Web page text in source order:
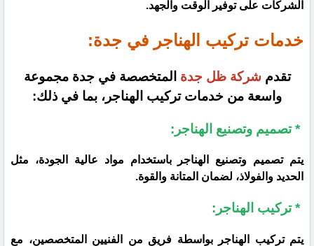
الشركات على توفير الوقت والجهد.
خدمات تركيب الهناجر في جدة:
تقدم شركة ظل جدة المتخصصة في جدة مجموعة
واسعة من خدمات تركيب الهناجر، بما في ذلك:
* تصميم وتصنيع الهناجر:
يتم تصميم وتصنيع الهناجر باستخدام مواد عالية الجودة، مثل
الحديد والفولاذ، لضمان المتانة والقوة.
* تركيب الهناجر:
يتم تركيب الهناجر بواسطة فريق من الفنيين المتخصصين، مع